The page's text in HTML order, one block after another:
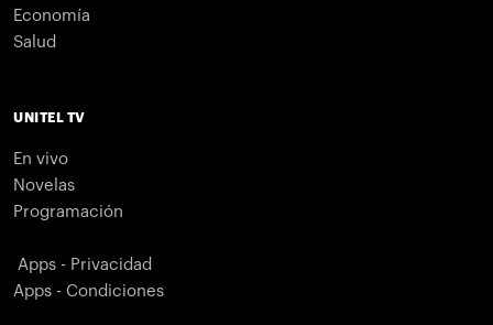
Economía
Salud
UNITEL TV
En vivo
Novelas
Programación
Apps - Privacidad
Apps - Condiciones